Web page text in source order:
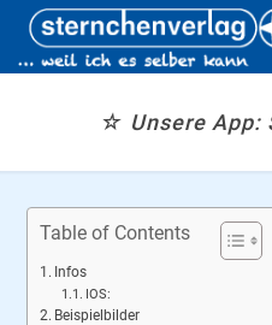
☆ Unsere App:
Table of Contents
Infos
IOS:
Beispielbilder